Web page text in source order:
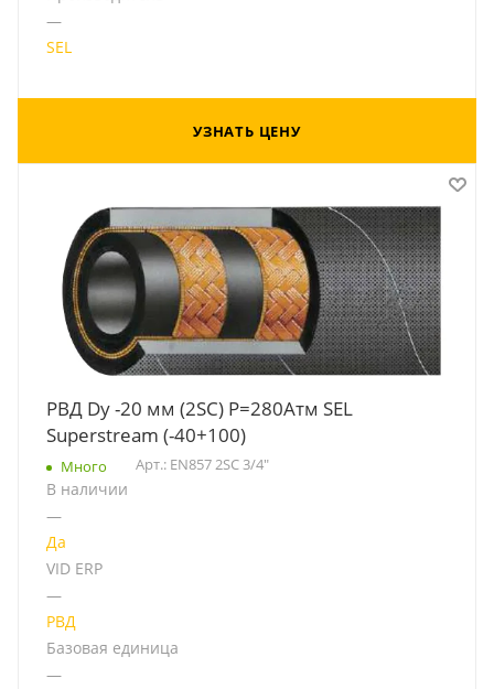
—
SEL
УЗНАТЬ ЦЕНУ
РВД Dу -20 мм (2SC) Р=280Атм SEL
Superstream (-40+100)
Много Арт.: EN857 2SC 3/4"
В наличии
—
Да
VID ERP
—
РВД
Базовая единица
—